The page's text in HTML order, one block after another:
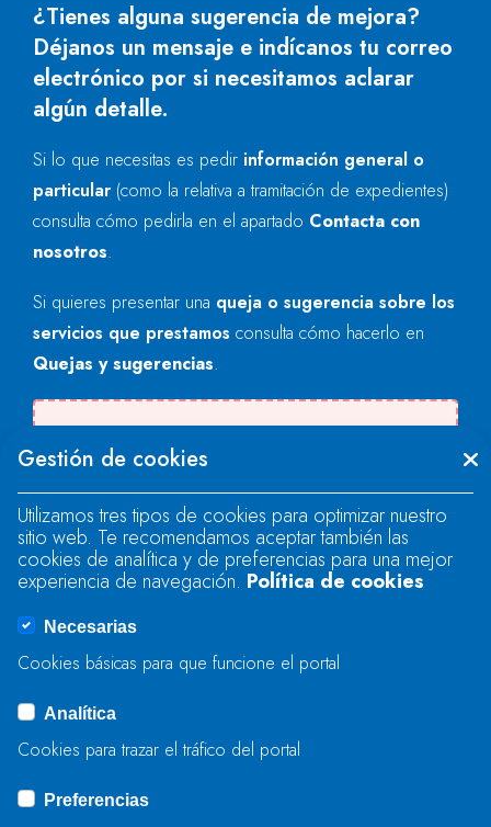
¿Tienes alguna sugerencia de mejora?
Déjanos un mensaje e indícanos tu correo
electrónico por si necesitamos aclarar
algún detalle.
Si lo que necesitas es pedir información general o
particular (como la relativa a tramitación de expedientes)
consulta cómo pedirla en el apartado Contacta con
nosotros.
Si quieres presentar una queja o sugerencia sobre los
servicios que prestamos consulta cómo hacerlo en
Quejas y sugerencias.
"text".
Se produjo un error al cargar el campo
"text".
Se produjo un error al cargar el campo
ENVIAR
Gestión de cookies
Utilizamos tres tipos de cookies para optimizar nuestro
sitio web. Te recomendamos aceptar también las
cookies de analítica y de preferencias para una mejor
experiencia de navegación. Política de cookies
Necesarias
Cookies básicas para que funcione el portal
Analítica
Cookies para trazar el tráfico del portal
Preferencias